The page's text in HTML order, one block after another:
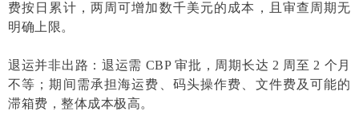
费按日累计，两周可增加数千美元的成本，且审查周期无
明确上限。
退运并非出路：退运需 CBP 审批，周期长达 2 周至 2 个月
不等；期间需承担海运费、码头操作费、文件费及可能的
滞箱费，整体成本极高。